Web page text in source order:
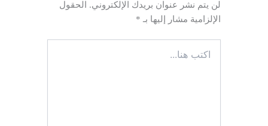
لن يتم نشر عنوان بريدك الإلكتروني.
الحقول
الإلزامية مشار إليها بـ *
هنا...